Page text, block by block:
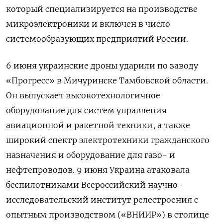
который специализируется на производстве
микроэлектроники и включен в число
системообразующих предприятий России.
6 июня украинские дроны ударили по заводу
«Прогресс» в Мичуринске Тамбовской области.
Он выпускает высокотехнологичное
оборудование для систем управления
авиационной и ракетной техники, а также
широкий спектр электротехники гражданского
назначения и оборудование для газо- и
нефтепроводов. 9 июня Украина атаковала
беспилотниками Всероссийский научно-
исследовательский институт релестроения с
опытным производством («ВНИИР») в столице